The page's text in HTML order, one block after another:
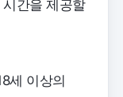
간을 제공할
세 이상의